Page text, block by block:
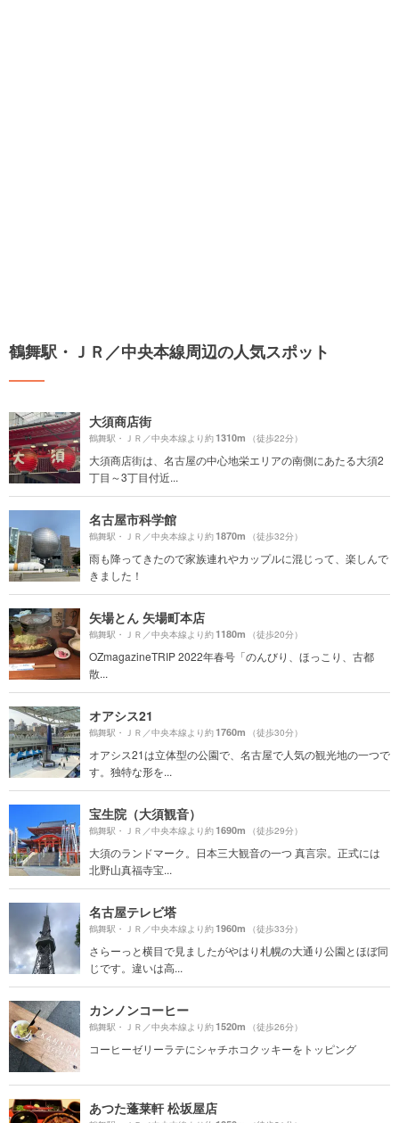
鶴舞駅・ＪＲ／中央本線周辺の人気スポット
大須商店街
鶴舞駅・ＪＲ／中央本線より約1310m （徒歩22分）
大須商店街は、名古屋の中心地栄エリアの南側にあたる大須2
丁目～3丁目付近...
名古屋市科学館
鶴舞駅・ＪＲ／中央本線より約1870m （徒歩32分）
雨も降ってきたので家族連れやカップルに混じって、楽しんで
きました！
矢場とん 矢場町本店
鶴舞駅・ＪＲ／中央本線より約1180m （徒歩20分）
OZmagazineTRIP 2022年春号「のんびり、ほっこり、古都
散...
オアシス21
鶴舞駅・ＪＲ／中央本線より約1760m （徒歩30分）
オアシス21は立体型の公園で、名古屋で人気の観光地の一つで
す。独特な形を...
宝生院（大須観音）
鶴舞駅・ＪＲ／中央本線より約1690m （徒歩29分）
大須のランドマーク。日本三大観音の一つ 真言宗。正式には
北野山真福寺宝...
名古屋テレビ塔
鶴舞駅・ＪＲ／中央本線より約1960m （徒歩33分）
さらーっと横目で見ましたがやはり札幌の大通り公園とほぼ同
じです。違いは高...
カンノンコーヒー
鶴舞駅・ＪＲ／中央本線より約1520m （徒歩26分）
コーヒーゼリーラテにシャチホコクッキーをトッピング
あつた蓬莱軒 松坂屋店